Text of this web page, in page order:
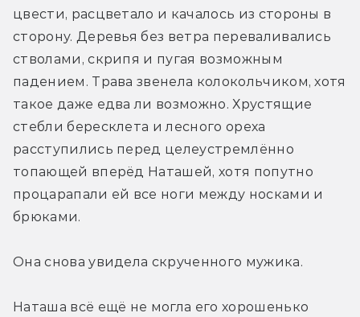
цвести, расцветало и качалось из стороны в
сторону. Деревья без ветра переваливались
стволами, скрипя и пугая возможным
падением. Трава звенела колокольчиком, хотя
такое даже едва ли возможно. Хрустящие
стебли бересклета и лесного ореха
расступились перед целеустремлённо
топающей вперёд Наташей, хотя попутно
процарапали ей все ноги между носками и
брюками.
Она снова увидела скрученного мужика.
Наташа всё ещё не могла его хорошенько